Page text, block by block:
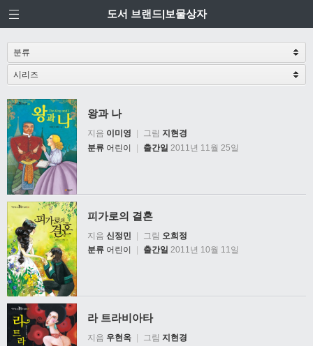
도서 브랜드|보물상자
왕과 나
지음 이미영 그림 지현경
분류 어린이 | 출간일 2011년 11월 25일
피가로의 결혼
지음 신정민 | 그림 오희정
분류 어린이 출간일 2011년 10월 11일
라 트라비아타
지음 우현옥 그림 지현경